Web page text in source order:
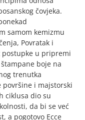
čovjeka.
samom kemizmu
Povratak i
postupke u pripremi
boje na
trenutka
i majstorski
ciklusa dio su
da bi se već
a pogotovo Ecce